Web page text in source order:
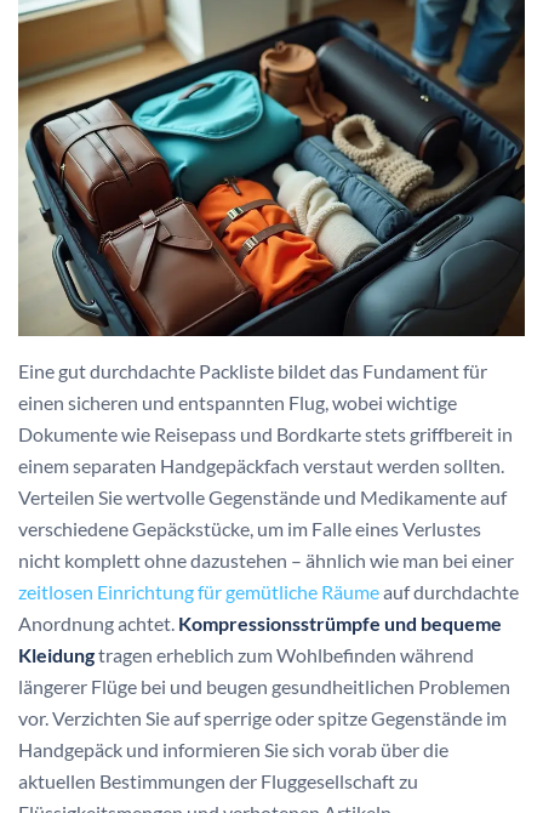
Eine gut durchdachte Packliste bildet das Fundament für
einen sicheren und entspannten Flug, wobei wichtige
Dokumente wie Reisepass und Bordkarte stets griffbereit in
einem separaten Handgepäckfach verstaut werden sollten.
Verteilen Sie wertvolle Gegenstände und Medikamente auf
verschiedene Gepäckstücke, um im Falle eines Verlustes
nicht komplett ohne dazustehen – ähnlich wie man bei einer
zeitlosen Einrichtung für gemütliche Räumeauf durchdachte
Anordnung achtet. Kompressionsstrümpfe und bequeme
Kleidungtragen erheblich zum Wohlbefinden während
längerer Flüge bei und beugen gesundheitlichen Problemen
vor. Verzichten Sie auf sperrige oder spitze Gegenstände im
Handgepäck und informieren Sie sich vorab über die
aktuellen Bestimmungen der Fluggesellschaft zu